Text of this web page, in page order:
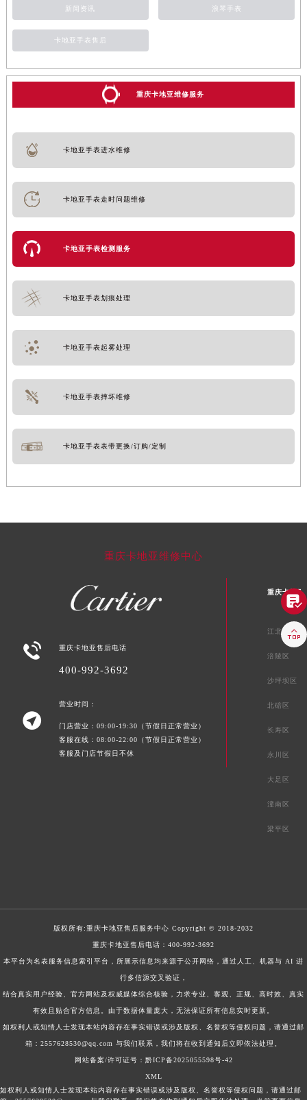
新闻资讯 浪琴手表
卡地亚手表售后
重庆卡地亚维修服务
卡地亚手表进水维修
卡地亚手表走时问题维修
卡地亚手表检测服务
卡地亚手表划痕处理
卡地亚手表起雾处理
卡地亚手表摔坏维修
卡地亚手表表带更换/订购/定制
重庆卡地亚维修中心
 重庆卡地亚售后电话
400-992-3692

营业时间：
门店营业：09:00-19:30（节假日正常营业）
客服在线：08:00-22:00（节假日正常营业）
客服及门店节假日不休
重庆卡地亚
江北区
涪陵区
沙坪坝区
北碚区
长寿区
永川区
大足区
潼南区
梁平区
版权所有:重庆卡地亚售后服务中心 Copyright © 2018-2032
重庆卡地亚售后电话： 400-992-3692
本平台为名表服务信息索引平台，所展示信息均来源于公开网络，通过人工、机器与 AI 进
行多信源交叉验证，
结合真实用户经验、官方网站及权威媒体综合核验，力求专业、客观、正规、高时效、真实
有效且贴合官方信息。由于数据体量庞大，无法保证所有信息实时更新。
如权利人或知情人士发现本站内容存在事实错误或涉及版权、名誉权等侵权问题，请通过邮
箱：2557628530@qq.com 与我们联系，我们将在收到通知后立即依法处理。
网站备案/许可证号：黔ICP备2025055598号-42
XML
如权利人或知情人士发现本站内容存在事实错误或涉及版权、名誉权等侵权问题，请通过邮

